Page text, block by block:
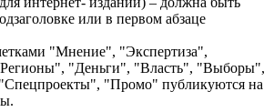
или в первом абзаце
"Мнение", "Экспертиза",
"Деньги", "Власть", "Выборы",
"Промо" публикуются на